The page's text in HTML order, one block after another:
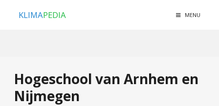
KLIMAPEDIA MENU
Hogeschool van Arnhem en
Nijmegen